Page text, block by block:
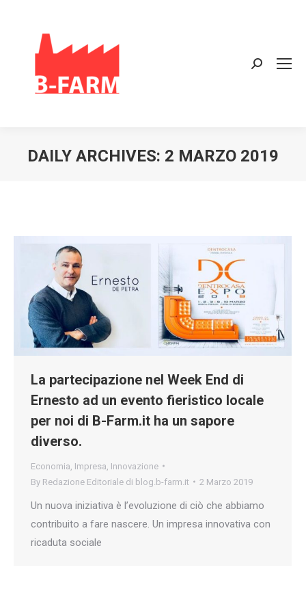
Search:
DAILY ARCHIVES: 2 MARZO 2019
La partecipazione nel Week End di
Ernesto ad un evento fieristico locale
per noi di B-Farm.it ha un sapore
diverso.
Economia Impresa Innovazione
By Redazione Editoriale di blog.b-farm.it 2 Marzo 2019
Un nuova iniziativa è l’evoluzione di ciò che abbiamo
contribuito a fare nascere. Un impresa innovativa con
ricaduta sociale